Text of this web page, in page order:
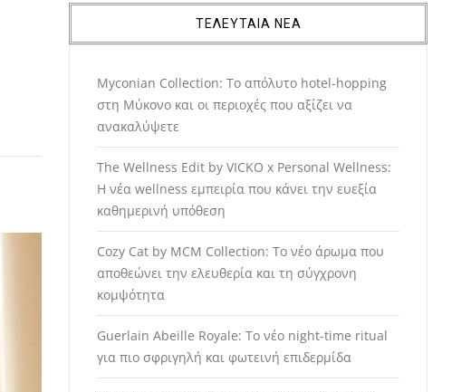
ΤΕΛΕΥΤΑΙΑ ΝΕΑ
Myconian Collection: Το απόλυτο hotel-hopping
στη Μύκονο και οι περιοχές που αξίζει να
ανακαλύψετε
The Wellness Edit by VICKO x Personal Wellness:
Η νέα wellness εμπειρία που κάνει την ευεξία
καθημερινή υπόθεση
Cozy Cat by MCM Collection: Το νέο άρωμα που
αποθεώνει την ελευθερία και τη σύγχρονη
κομψότητα
Guerlain Abeille Royale: Το νέο night-time ritual
για πιο σφριγηλή και φωτεινή επιδερμίδα